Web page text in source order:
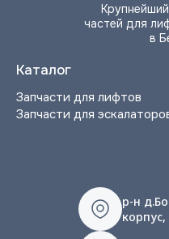
частей для
в
Каталог
Запчасти для лифтов
Запчасти для
р-н